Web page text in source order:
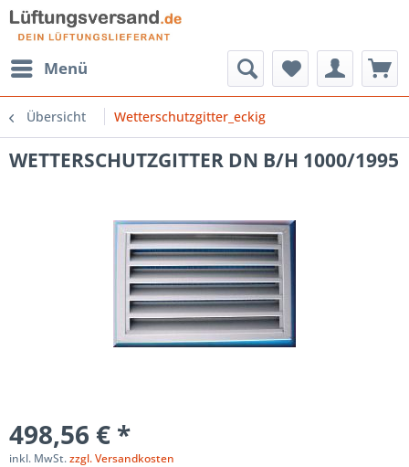
Menü
Übersicht Wetterschutzgitter_eckig
WETTERSCHUTZGITTER DN B/H 1000/1995
498,56 € *
inkl. MwSt.zzgl. Versandkosten